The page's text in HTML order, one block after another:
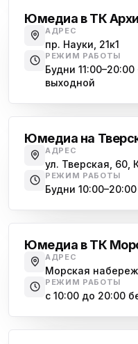
ю
Юмедиа во
пр.
Юмедиа в ТК
АДРЕС
пр. Науки, 21к1
РЕЖИМ РАБОТЫ
Будни 11:00–20:00
выходной
Юмедиа на
АДРЕС
ул. Тверская, 60,
РЕЖИМ РАБОТЫ
Будни 10:00–20:00
Юмедиа в ТК
АДРЕС
Морская
РЕЖИМ РАБОТЫ
с 10:00 до 20:00